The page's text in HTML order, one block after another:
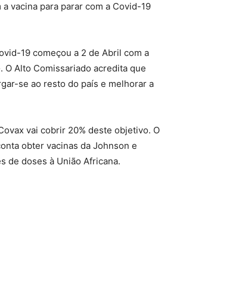
vacina para parar com a Covid-19
19 começou a 2 de Abril com a
Alto Comissariado acredita que
se ao resto do país e melhorar a
vai cobrir 20% deste objetivo. O
obter vacinas da Johnson e
de doses à União Africana.